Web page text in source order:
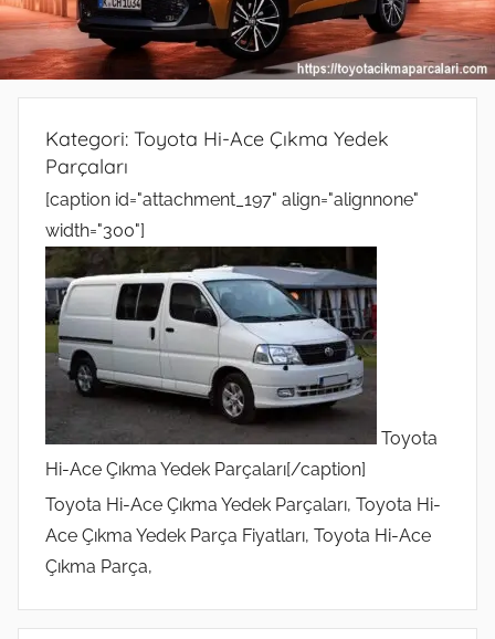
Kategori: Toyota Hi-Ace Çıkma Yedek
Parçaları
[caption id="attachment_197" align="alignnone"
width="300"]
Toyota
Hi-Ace Çıkma Yedek Parçaları[/caption]
Toyota Hi-Ace Çıkma Yedek Parçaları, Toyota Hi-
Ace Çıkma Yedek Parça Fiyatları, Toyota Hi-Ace
Çıkma Parça,